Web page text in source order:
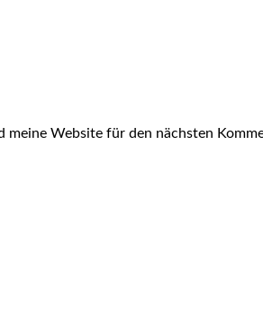
meine Website für den nächsten